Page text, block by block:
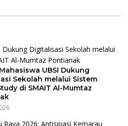
UBSI Dukung
Sekolah melalui Sistem
di SMAIT Al-Mumtaz